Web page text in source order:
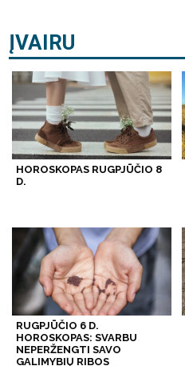
ĮVAIRU
HOROSKOPAS RUGPJŪČIO 8
D.
RUGPJŪČIO 6 D.
HOROSKOPAS: SVARBU
NEPERŽENGTI SAVO
GALIMYBIŲ RIBOS